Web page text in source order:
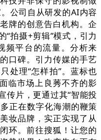
公司自从研发的AI内容
牌的创意告白机构。企
“拍摄+剪辑”模式，引力
频平台的流量。分析来
口碑。引力传媒的手艺
处理“怎样拍”。蓝标也
临市场上良莠不齐的影
传片，更通过其“智能投
正在数字化海潮的鞭策
妆品牌，实正实现了从
环。前往搜狐！让您的